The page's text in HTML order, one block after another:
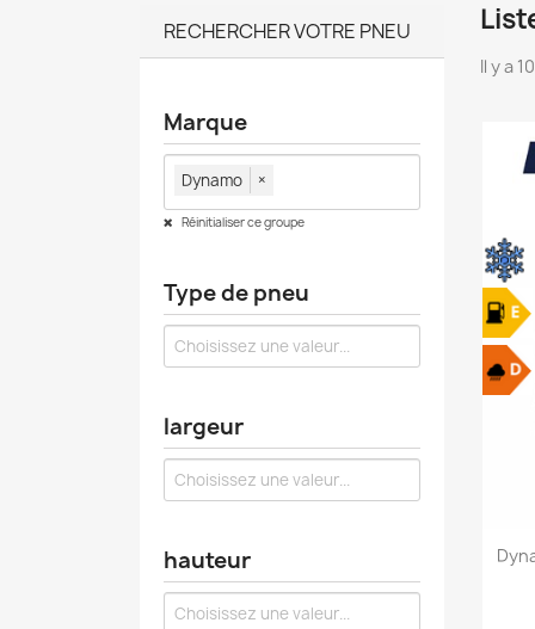
RECHERCHER VOTRE PNEU
Marque
Dynamo ×
Réinitialiser ce groupe
Type de pneu
largeur
hauteur
Il y a